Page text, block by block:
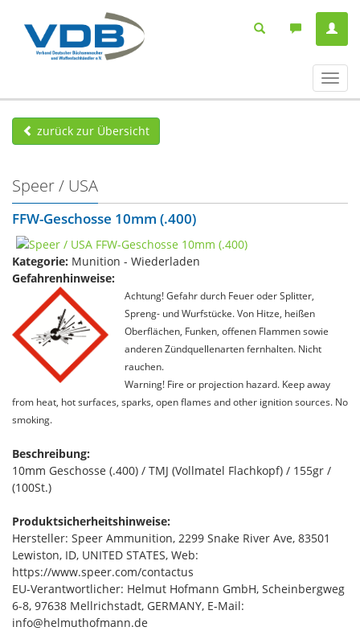
ein-/
zurück zur Übersicht
Speer / USA
FFW-Geschosse 10mm (.400)
Kategorie: Munition - Wiederladen
Gefahrenhinweise:
Achtung! Gefahr durch Feuer oder Splitter,
Spreng- und Wurfstücke. Von Hitze, heißen
Oberflächen, Funken, offenen Flammen sowie
anderen Zündquellenarten fernhalten. Nicht
rauchen.
Warning! Fire or projection hazard. Keep away
from heat, hot surfaces, sparks, open flames and other ignition sources. No
smoking.
Beschreibung:
10mm Geschosse (.400) / TMJ (Vollmatel Flachkopf) / 155gr /
(100St.)
Produktsicherheitshinweise:
Hersteller: Speer Ammunition, 2299 Snake River Ave, 83501
Lewiston, ID, UNITED STATES, Web:
https://www.speer.com/contactus
EU-Verantwortlicher: Helmut Hofmann GmbH, Scheinbergweg
6-8, 97638 Mellrichstadt, GERMANY, E-Mail:
info@helmuthofmann.de